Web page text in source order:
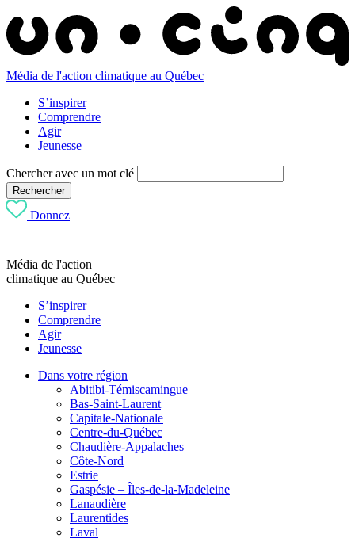
Média de l'action climatique au Québec
S’inspirer
Comprendre
Agir
Jeunesse
Chercher avec un mot clé
Rechercher
Donnez
Média de l'action
climatique au Québec
S’inspirer
Comprendre
Agir
Jeunesse
Dans votre région
Abitibi-Témiscamingue
Bas-Saint-Laurent
Capitale-Nationale
Centre-du-Québec
Chaudière-Appalaches
Côte-Nord
Estrie
Gaspésie – Îles-de-la-Madeleine
Lanaudière
Laurentides
Laval